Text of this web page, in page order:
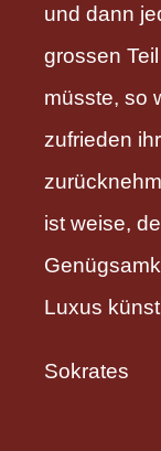
und dann
grossen
müsste, so
zufrieden
ist weise,
Luxus
Sokrates